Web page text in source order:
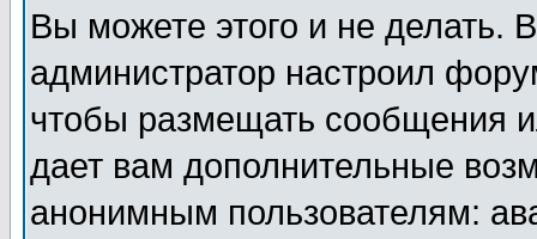
Вы можете этого и не делать.
администратор настроил
чтобы размещать сообщения
дает вам дополнительные
анонимным пользователям: